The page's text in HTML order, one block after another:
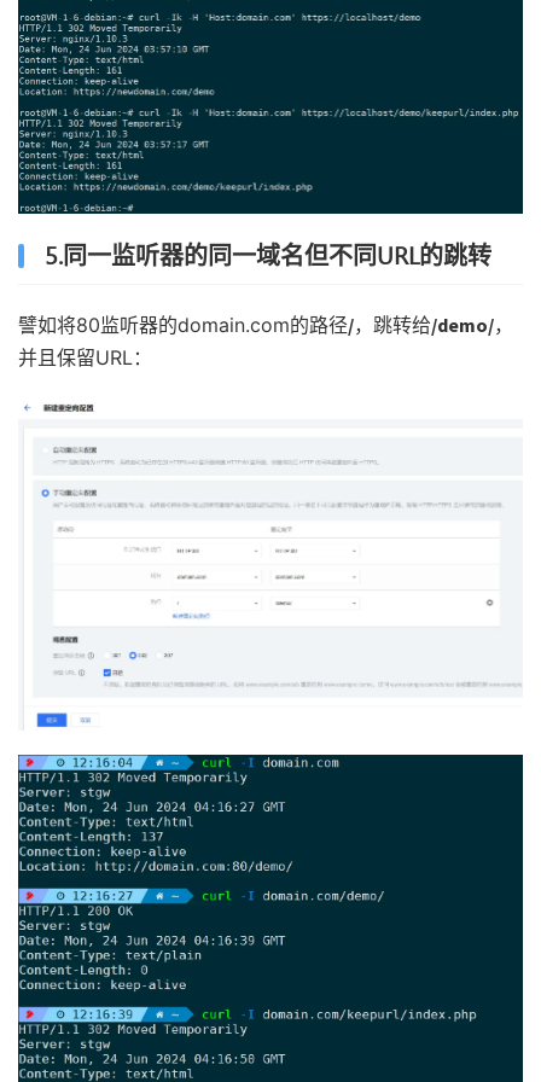
5.同一监听器的同一域名但不同URL的跳转
譬如将80监听器的domain.com的路径/，跳转给/demo/，
并且保留URL：